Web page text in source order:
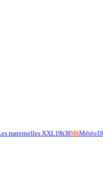
maternelles XXL19h38M6Météo